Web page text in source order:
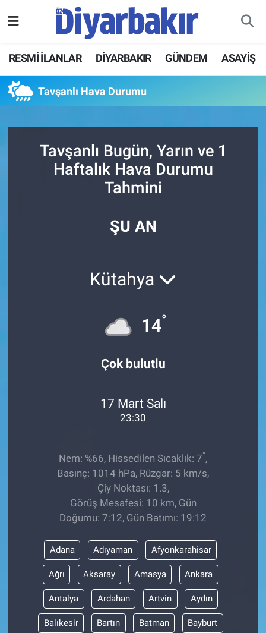
RESMİ İLANLAR DİYARBAKIR GÜNDEM ASAYİŞ
Tavşanlı Hava Durumu
Tavşanlı Bugün, Yarın ve 1
Haftalık Hava Durumu
Tahmini
ŞU AN
Kütahya
14°
Çok bulutlu
17 Mart Salı
23:30
Nem: %66, Hissedilen Sıcaklık: 7°,
Basınç: 1014 hPa, Rüzgar: 5 km/s,
Çiy Noktası: 1.3,
Görüş Mesafesi: 10 km, Gün
Doğumu: 7:12, Gün Batımı: 19:12
Adana Adıyaman Afyonkarahisar
Ağrı Aksaray Amasya Ankara
Antalya Ardahan Artvin Aydın
Balıkesir Bartın Batman Bayburt
ASAYİŞ
DİYARBAKIR
GÜNDEM
Hava Durumu
Namaz Vakitleri
Süper Lig Puan Durumu ve Fikstür
Son Dakika Haberleri